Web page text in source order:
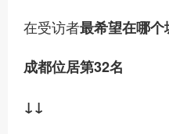
在受访者最希望在哪个
成都位居第32名
↓↓